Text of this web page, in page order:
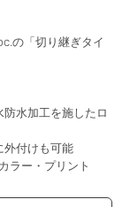
の「切り継ぎタイ
水加工を施したロ
外付けも可能
ラー・プリント